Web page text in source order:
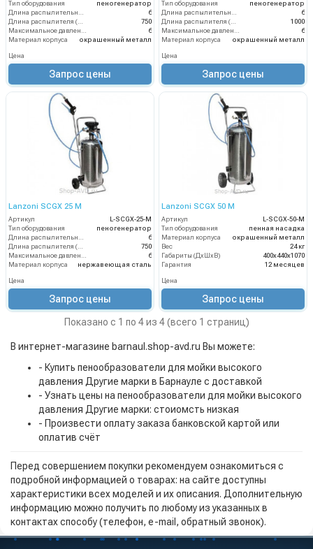
Тип оборудования
пеногенератор
6
750
6
Материал корпуса
окрашенный металл
Цена
Запрос цены
Тип оборудования
пеногенератор
6
1000
6
Материал корпуса
окрашенный металл
Цена
Запрос цены
Lanzoni SCGX 25 M
Артикул
L-SCGX-25-M
Тип оборудования
пеногенератор
Длина распылительного шланга (м)
6
Длина распылителя (мм)
750
Максимальное давление на выходе (бар)
6
Материал корпуса
нержавеющая сталь
Цена
Запрос цены
Lanzoni SCGX 50 M
Артикул
L-SCGX-50-M
Тип оборудования
пенная насадка
Материал корпуса
окрашенный металл
Вес
24 кг
Габариты (ДхШхВ)
400x440x1070
Гарантия
12 месяцев
Цена
Запрос цены
Показано с 1 по 4 из 4 (всего 1 страниц)
В интернет-магазине barnaul.shop-avd.ru Вы можете:
- Купить пенообразователи для мойки высокого
давления Другие марки в Барнауле с доставкой
- Узнать цены на пенообразователи для мойки высокого
давления Другие марки: стоиомсть низкая
- Произвести оплату заказа банковской картой или
оплатив счёт
Перед совершением покупки рекомендуем ознакомиться с
подробной информацией о товарах: на сайте доступны
характеристики всех моделей и их описания. Дополнительную
информацию можно получить по любому из указанных в
контактах способу (телефон, e-mail, обратный звонок).